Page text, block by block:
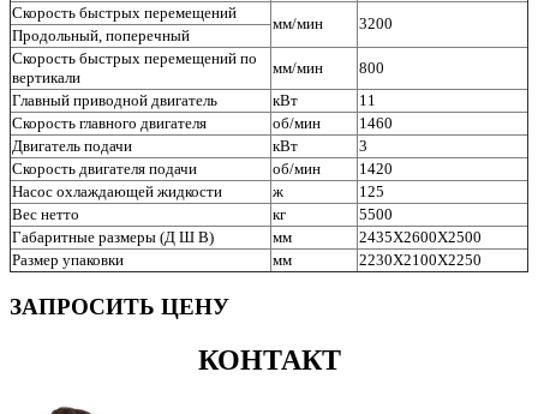
Скорость быстрых перемещений
мм/мин 3200
Продольный, поперечный
Скорость быстрых перемещений по
вертикали
мм/мин
800
Главный приводной двигатель
кВт
11
Скорость главного двигателя
об/мин
1460
Двигатель подачи
кВт
3
Скорость двигателя подачи
об/мин
1420
Насос охлаждающей жидкости
ж
125
Вес нетто
кг
5500
Габаритные размеры (Д Ш В)
мм
2435X2600X2500
Размер упаковки
мм 2230X2100X2250
ЗАПРОСИТЬ ЦЕНУ
КОНТАКТ